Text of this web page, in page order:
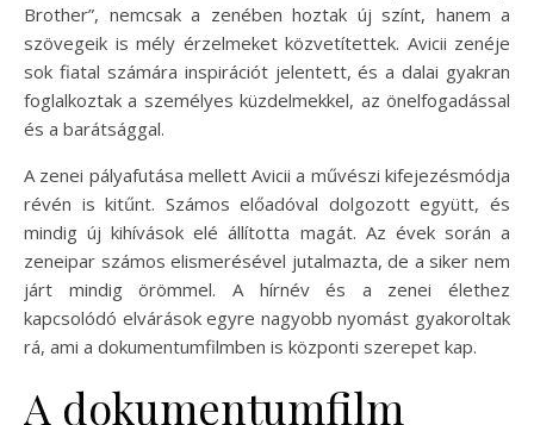
Brother”, nemcsak a zenében hoztak új színt, hanem a
szövegeik is mély érzelmeket közvetítettek. Avicii zenéje
sok fiatal számára inspirációt jelentett, és a dalai gyakran
foglalkoztak a személyes küzdelmekkel, az önelfogadással
és a barátsággal.
A zenei pályafutása mellett Avicii a művészi kifejezésmódja
révén is kitűnt. Számos előadóval dolgozott együtt, és
mindig új kihívások elé állította magát. Az évek során a
zeneipar számos elismerésével jutalmazta, de a siker nem
járt mindig örömmel. A hírnév és a zenei élethez
kapcsolódó elvárások egyre nagyobb nyomást gyakoroltak
rá, ami a dokumentumfilmben is központi szerepet kap.
A dokumentumfilm